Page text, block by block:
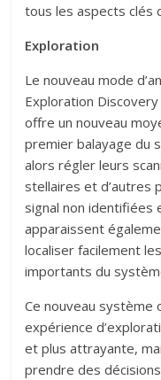
tous les aspects clés
Exploration
Le nouveau mode
Exploration
offre un nouveau
premier balayage du
alors régler leurs
stellaires et d’autres
signal non identifiées
apparaissent
localiser facilement
importants du
Ce nouveau système
expérience
et plus attrayante,
prendre des